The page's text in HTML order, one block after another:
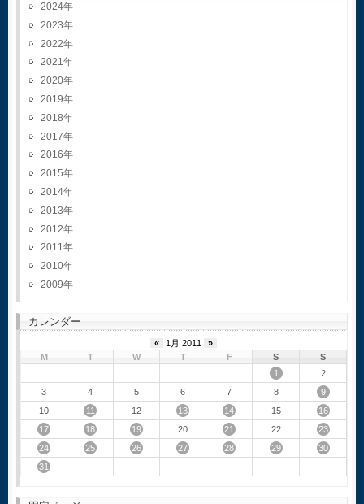
2024
2023
2022
2021
2020
2019
2018
2017
2016
2015
2014
2013
2012
2011
2010
2009
カレンダー
« 1月 2011
»
M
T W T F S
S
1
2
3
4 5 6 7 8
9
10
11 12 13 14 15
16
17
18 19 20 21 22
23
24
25 26 27 28 29
30
31